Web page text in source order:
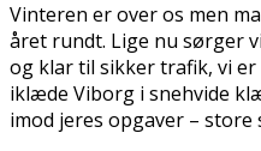
Vinteren er over os men
året rundt. Lige nu sørger
og klar til sikker trafik, vi
iklæde Viborg i snehvide
imod jeres opgaver – store